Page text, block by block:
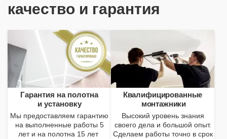
качество и гарантия
Гарантия на полотна
и установку
Мы предоставляем гарантию
на выполненные работы 5
лет и на полотна 15 лет
Квалифицированные
монтажники
Высокий уровень знания
своего дела и большой опыт.
Сделаем работы точно в срок